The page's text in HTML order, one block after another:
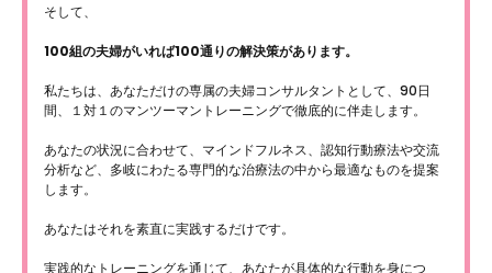
そして、
100組の夫婦がいれば100通りの解決策があります。
私たちは、あなただけの専属の夫婦コンサルタントとして、90日
間、１対１のマンツーマントレーニングで徹底的に伴走します。
あなたの状況に合わせて、マインドフルネス、認知行動療法や交流
分析など、多岐にわたる専門的な治療法の中から最適なものを提案
します。
あなたはそれを素直に実践するだけです。
実践的なトレーニングを通じて、あなたが具体的な行動を身につ